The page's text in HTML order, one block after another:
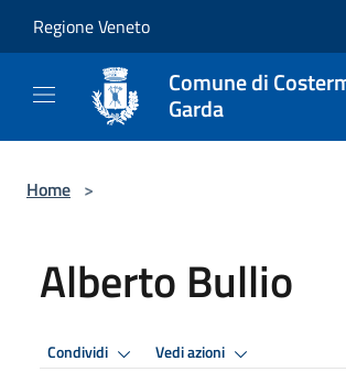
Regione Veneto
Comune di
Garda
Home >
Alberto Bullio
Condividi Vedi azioni